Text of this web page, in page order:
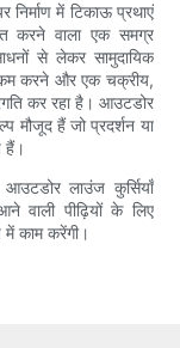
में टिकाऊ प्रथाएं
करने वाला एक समग्र
से लेकर सामुदायिक
कम करने और एक चक्रीय,
कर रहा है। आउटडोर
मौजूद हैं जो प्रदर्शन या
हैं।
लाउंज कुर्सियाँ
वाली पीढ़ियों के लिए
काम करेंगी।